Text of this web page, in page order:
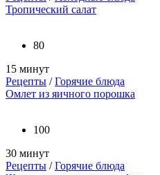
Тропический салат
80
15 минут
Рецепты /Горячие блюда
Омлет из яичного порошка
100
30 минут
Рецепты /Горячие блюда